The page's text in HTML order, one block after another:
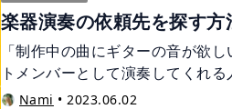
楽器演奏の依頼先を探す
「制作中の曲にギターの音が欲
トメンバーとして演奏してくれ
器演奏を依頼したい場面は色々あ
Nami •2023.06.02